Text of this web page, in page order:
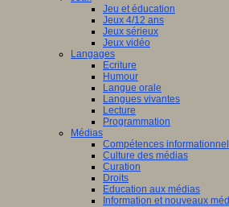
Jeu et éducation
Jeux 4/12 ans
Jeux sérieux
Jeux vidéo
Langages
Ecriture
Humour
Langue orale
Langues vivantes
Lecture
Programmation
Médias
Compétences
Culture des médias
Curation
Droits
Education aux médias
Information et nouveaux